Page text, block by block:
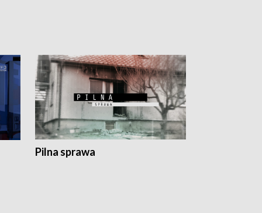
Pilna sprawa